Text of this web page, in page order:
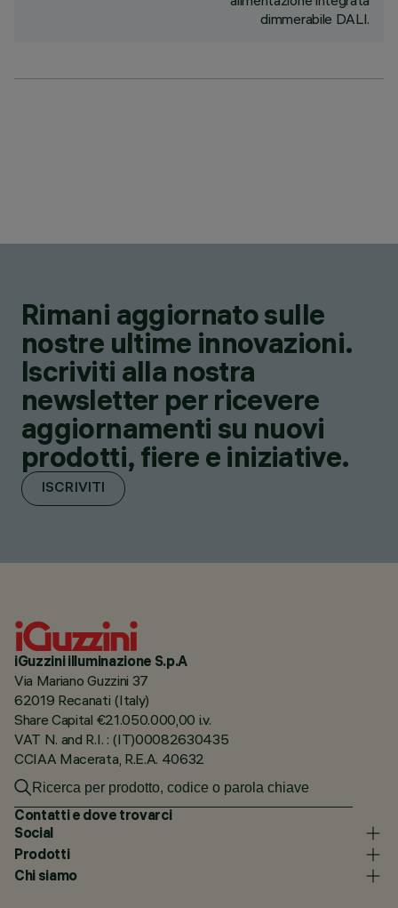
dimmerabile DALI.
Rimani aggiornato sulle
nostre ultime innovazioni.
Iscriviti alla nostra
newsletter per ricevere
aggiornamenti su nuovi
prodotti, fiere e iniziative.
ISCRIVITI
iGuzzini illuminazione S.p.A
Via Mariano Guzzini 37
62019 Recanati (Italy)
Share Capital €21.050.000,00 i.v.
VAT N. and R.I. : (IT)00082630435
CCIAA Macerata, R.E.A. 40632
Contatti e dove trovarci
Social
Prodotti
Chi siamo